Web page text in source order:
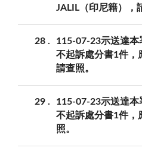
JALIL（印尼籍），
28
115-07-23示送達
不起訴處分書1件，
請查照。
29
115-07-23示送達
不起訴處分書1件，
照。